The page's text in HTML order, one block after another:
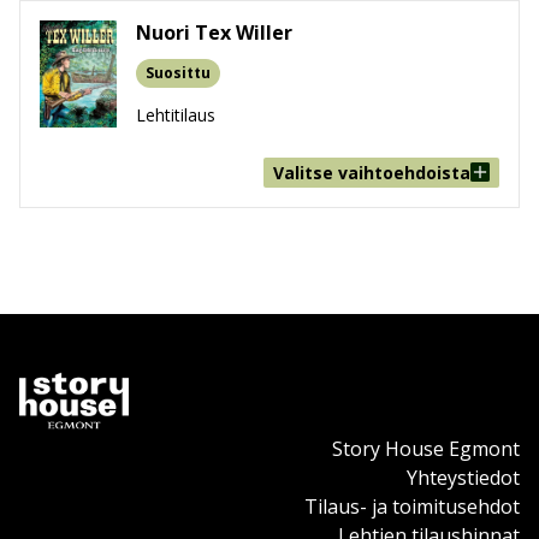
Nuori Tex Willer
Suosittu
Lehtitilaus
Valitse vaihtoehdoista
Story House Egmont
Yhteystiedot
Tilaus- ja toimitusehdot